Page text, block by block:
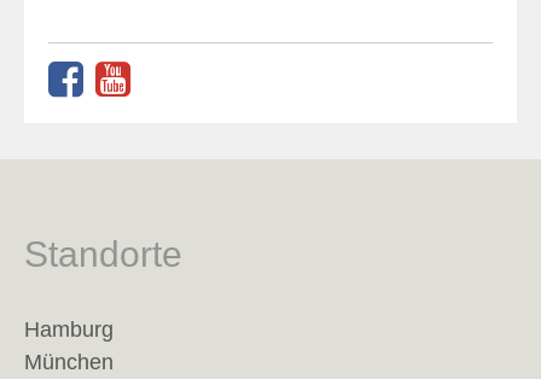
Standorte
Hamburg
München